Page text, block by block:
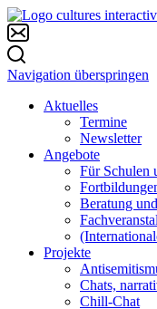
Navigation überspringen
Aktuelles
Termine
Newsletter
Angebote
Für Schulen
Beratung
Projekte
Chats,
Chill-Chat